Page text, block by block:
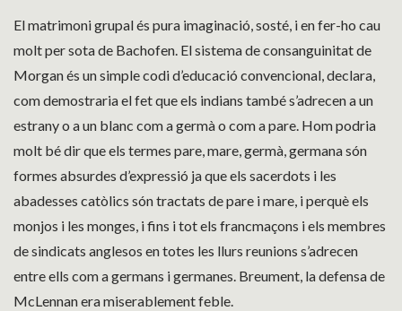
El matrimoni grupal és pura imaginació, sosté, i en fer-ho cau
molt per sota de Bachofen. El sistema de consanguinitat de
Morgan és un simple codi d’educació convencional, declara,
com demostraria el fet que els indians també s’adrecen a un
estrany o a un blanc com a germà o com a pare. Hom podria
molt bé dir que els termes pare, mare, germà, germana són
formes absurdes d’expressió ja que els sacerdots i les
abadesses catòlics són tractats de pare i mare, i perquè els
monjos i les monges, i fins i tot els francmaçons i els membres
de sindicats anglesos en totes les llurs reunions s’adrecen
entre ells com a germans i germanes. Breument, la defensa de
McLennan era miserablement feble.